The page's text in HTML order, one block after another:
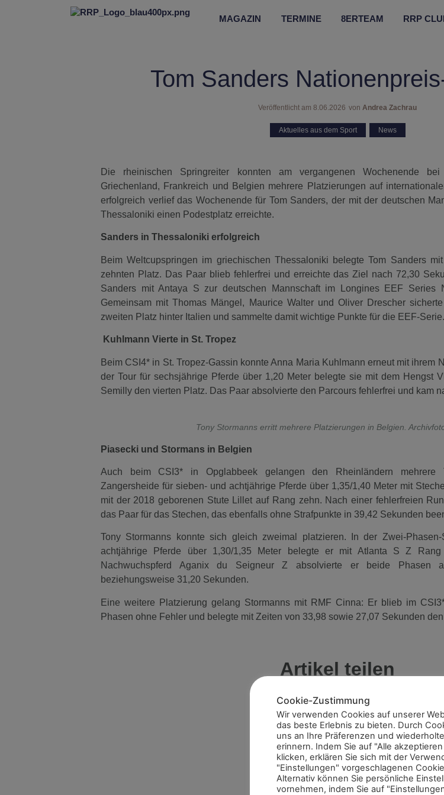
MAGAZIN TERMINE 8ERTEAM RRP
Tom Sanders
Veröffentlicht am 8.06.2026 von Andrea Zachrau
Aktuelles aus dem Sport News
Die rheinischen Springreiter konnten am vergangenen Wochenende
Griechenland, Frankreich und Belgien mehrere Platzierungen auf
erfolgreich verlief das Wochenende für Tom Sanders, der mit der deutschen
Thessaloniki einen Podestplatz erreichte.
Sanders in Thessaloniki erfolgreich
Beim Weltcupspringen im griechischen Thessaloniki belegte Tom Sanders
zehnten Platz. Das Paar blieb fehlerfrei und erreichte das Ziel nach 72,30
Sanders mit Antaya S zur deutschen Mannschaft im Longines EEF Series
Gemeinsam mit Thomas Mängel, Maurice Walter und Oliver Drescher
zweiten Platz hinter Italien und sammelte damit wichtige Punkte für die EEF-Serie.
Kuhlmann Vierte in St. Tropez
Beim CSI4* in St. Tropez-Gassin konnte Anna Maria Kuhlmann erneut mit ihrem
der Tour für sechsjährige Pferde über 1,20 Meter belegte sie mit dem Hengst
Semilly den vierten Platz. Das Paar absolvierte den Parcours fehlerfrei und kam
Tony Stormanns erritt mehrere Platzierungen in Belgien.
Piasecki und Stormans in Belgien
Auch beim CSI3* in Opglabbeek gelangen den Rheinländern mehrere
Zangersheide für sieben- und achtjährige Pferde über 1,35/1,40 Meter mit
mit der 2018 geborenen Stute Lillet auf Rang zehn. Nach einer fehlerfreien
das Paar für das Stechen, das ebenfalls ohne Strafpunkte in 39,42 Sekunden
Tony Stormanns konnte sich gleich zweimal platzieren. In der Zwei-
achtjährige Pferde über 1,30/1,35 Meter belegte er mit Atlanta S Z
Nachwuchspferd Aganix du Seigneur Z absolvierte er beide Phasen
beziehungsweise 31,20 Sekunden.
Eine weitere Platzierung gelang Stormanns mit RMF Cinna: Er blieb im
Phasen ohne Fehler und belegte mit Zeiten von 33,98 sowie 27,07 Sekunden
Artikel teilen
Cookie-Zustimmung
Wir verwenden Cookies auf unserer
das beste Erlebnis zu bieten. Durch
uns an Ihre Präferenzen und
erinnern. Indem Sie auf "Alle
klicken, erklären Sie sich mit der
"Einstellungen" vorgeschlagenen
Alternativ können Sie persönliche
vornehmen, indem Sie auf